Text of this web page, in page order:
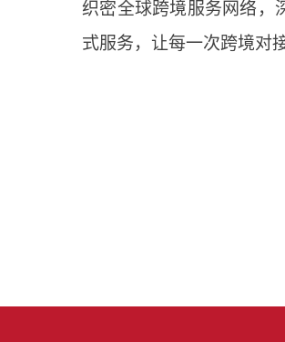
织密全球跨境服务网络，
式服务，让每一次跨境对